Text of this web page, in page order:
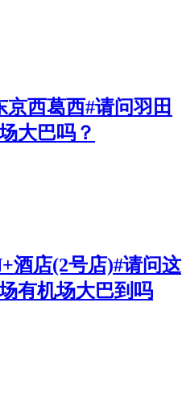
京西葛西#请问羽田
大巴吗？
酒店(2号店)#请问这
有机场大巴到吗